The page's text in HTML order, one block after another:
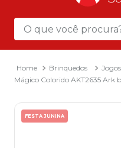
O que você procura?
Brinquedos Jogos
Mágico Colorido AKT2635 Ark
FESTA JUNINA
Termos mais
mochila
2º sacola
3º papel toalha